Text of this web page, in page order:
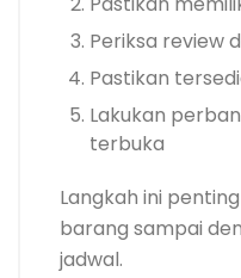
Periksa review
Pastikan
Lakukan
terbuka
Langkah ini
barang sampai
jadwal.